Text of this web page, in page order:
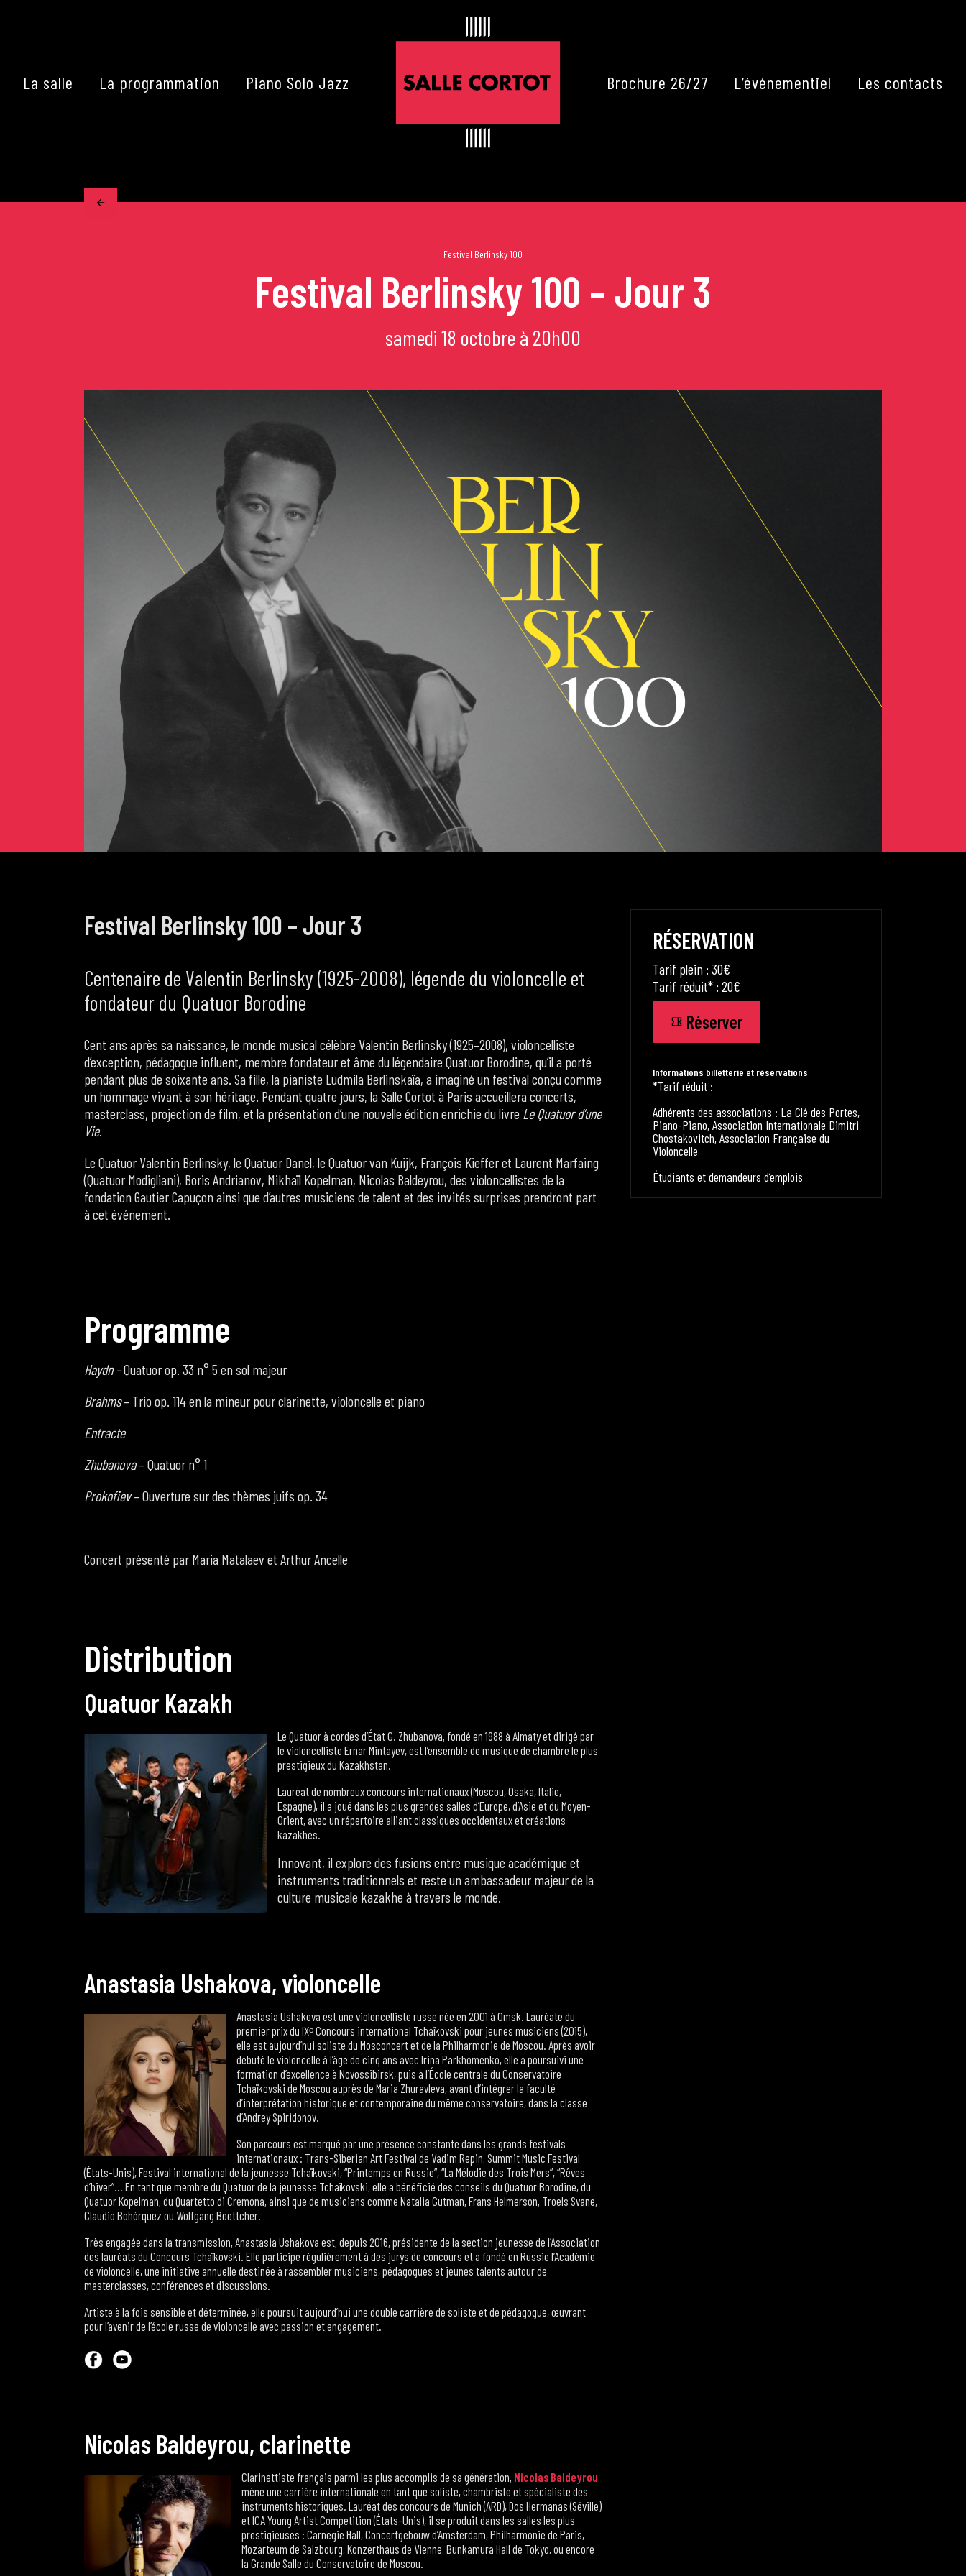
Les grands concerts
Les Rencontres Musicales de Cortot
Scolaires / Pass Culture
Piano Solo Jazz
La salle
L’événementiel
Les contacts
La salle La programmation Piano Solo Jazz Brochure 26/27 L’événementiel Les contacts
Festival Berlinsky 100
Festival Berlinsky 100 – Jour 3
samedi 18 octobre à 20h00
Festival Berlinsky 100 – Jour 3
Centenaire de Valentin Berlinsky (1925-2008), légende du violoncelle et
fondateur du Quatuor Borodine
Cent ans après sa naissance, le monde musical célèbre Valentin Berlinsky (1925–2008), violoncelliste
d’exception, pédagogue influent, membre fondateur et âme du légendaire Quatuor Borodine, qu’il a porté
pendant plus de soixante ans. Sa fille, la pianiste Ludmila Berlinskaïa, a imaginé un festival conçu comme
un hommage vivant à son héritage. Pendant quatre jours, la Salle Cortot à Paris accueillera concerts,
masterclass, projection de film, et la présentation d’une nouvelle édition enrichie du livre Le Quatuor d’une
Vie.
Le Quatuor Valentin Berlinsky, le Quatuor Danel, le Quatuor van Kuijk, François Kieffer et Laurent Marfaing
(Quatuor Modigliani), Boris Andrianov, Mikhaïl Kopelman, Nicolas Baldeyrou, des violoncellistes de la
fondation Gautier Capuçon ainsi que d’autres musiciens de talent et des invités surprises prendront part
à cet événement.
Programme
Haydn –Quatuor op. 33 n° 5 en sol majeur
Brahms– Trio op. 114 en la mineur pour clarinette, violoncelle et piano
Entracte
Zhubanova– Quatuor n° 1
Prokofiev– Ouverture sur des thèmes juifs op. 34
Concert présenté par Maria Matalaev et Arthur Ancelle
Distribution
Quatuor Kazakh
Le Quatuor à cordes d’État G. Zhubanova, fondé en 1988 à Almaty et dirigé par
le violoncelliste Ernar Mintayev, est l’ensemble de musique de chambre le plus
prestigieux du Kazakhstan.
Lauréat de nombreux concours internationaux (Moscou, Osaka, Italie,
Espagne), il a joué dans les plus grandes salles d’Europe, d’Asie et du Moyen-
Orient, avec un répertoire alliant classiques occidentaux et créations
kazakhes.
Innovant, il explore des fusions entre musique académique et
instruments traditionnels et reste un ambassadeur majeur de la
culture musicale kazakhe à travers le monde.
Anastasia Ushakova, violoncelle
Anastasia Ushakova est une violoncelliste russe née en 2001 à Omsk. Lauréate du
premier prix du IXᵉ Concours international Tchaïkovski pour jeunes musiciens (2015),
elle est aujourd’hui soliste du Mosconcert et de la Philharmonie de Moscou. Après avoir
débuté le violoncelle à l’âge de cinq ans avec Irina Parkhomenko, elle a poursuivi une
formation d’excellence à Novossibirsk, puis à l’École centrale du Conservatoire
Tchaïkovski de Moscou auprès de Maria Zhuravleva, avant d’intégrer la faculté
d’interprétation historique et contemporaine du même conservatoire, dans la classe
d’Andrey Spiridonov.
Son parcours est marqué par une présence constante dans les grands festivals
internationaux : Trans-Siberian Art Festival de Vadim Repin, Summit Music Festival
(États-Unis), Festival international de la jeunesse Tchaïkovski, “Printemps en Russie”, “La Mélodie des Trois Mers”, “Rêves
d’hiver”… En tant que membre du Quatuor de la jeunesse Tchaïkovski, elle a bénéficié des conseils du Quatuor Borodine, du
Quatuor Kopelman, du Quartetto di Cremona, ainsi que de musiciens comme Natalia Gutman, Frans Helmerson, Troels Svane,
Claudio Bohórquez ou Wolfgang Boettcher.
Très engagée dans la transmission, Anastasia Ushakova est, depuis 2016, présidente de la section jeunesse de l’Association
des lauréats du Concours Tchaïkovski. Elle participe régulièrement à des jurys de concours et a fondé en Russie l’Académie
de violoncelle, une initiative annuelle destinée à rassembler musiciens, pédagogues et jeunes talents autour de
masterclasses, conférences et discussions.
Artiste à la fois sensible et déterminée, elle poursuit aujourd’hui une double carrière de soliste et de pédagogue, œuvrant
pour l’avenir de l’école russe de violoncelle avec passion et engagement.
Nicolas Baldeyrou, clarinette
Clarinettiste français parmi les plus accomplis de sa génération, Nicolas Baldeyrou
mène une carrière internationale en tant que soliste, chambriste et spécialiste des
instruments historiques. Lauréat des concours de Munich (ARD), Dos Hermanas (Séville)
et ICA Young Artist Competition (États-Unis), il se produit dans les salles les plus
prestigieuses : Carnegie Hall, Concertgebouw d’Amsterdam, Philharmonie de Paris,
Mozarteum de Salzbourg, Konzerthaus de Vienne, Bunkamura Hall de Tokyo, ou encore
la Grande Salle du Conservatoire de Moscou.
RÉSERVATION
Tarif plein : 30€
Tarif réduit* : 20€
Réserver
Informations billetterie et réservations
*Tarif réduit :
Adhérents des associations : La Clé des Portes,
Piano-Piano, Association Internationale Dimitri
Chostakovitch, Association Française du
Violoncelle
Étudiants et demandeurs d’emplois